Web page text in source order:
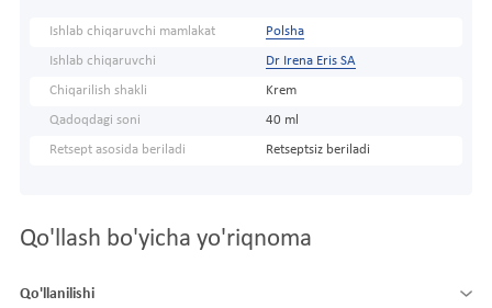
Ishlab chiqaruvchi mamlakat Polsha
Ishlab chiqaruvchi Dr Irena Eris SA
Chiqarilish shakli Krem
Qadoqdagi soni 40 ml
Retsept asosida beriladi Retseptsiz beriladi
Qo'llash bo'yicha yo'riqnoma
Qo'llanilishi